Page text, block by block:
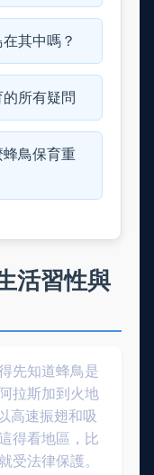
其中嗎？
所有疑問
鳥保育重
活習性與
先知道蜂鳥是
拉斯加到火地
高速振翅和吸
得看地區，比
受法律保護。